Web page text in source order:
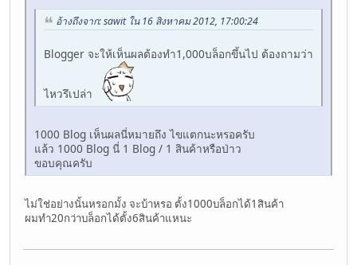
อ้างถึงจาก: sawit ใน 16 สิงหาคม 2012, 17:00:24
Blogger จะให้เห็นผลต้องทำ1,000บล็อกขึ้นไป ต้องถามว่า
ไหวรึเปล่า
1000 Blog เห็นผลนี่หมายถึง ไขแตกนะหรอครับ
แล้ว 1000 Blog นี่ 1 Blog / 1 สินค้าหรือป่าว
ขอบคุณครับ
ไม่ใช่อย่างนั้นหรอกมั้ง จะบ้าหรอ ตั้ง1000บล็อกได้1สินค้า
ผมทำ20กว่าบล็อกได้ตั้ง6สินค้าแหนะ